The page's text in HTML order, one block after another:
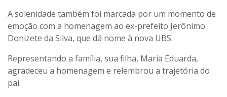
A solenidade também foi marcada por um momento de
emoção com a homenagem ao ex-prefeito Jerônimo
Donizete da Silva, que dá nome à nova UBS.
Representando a família, sua filha, Maria Eduarda,
agradeceu a homenagem e relembrou a trajetória do
pai.